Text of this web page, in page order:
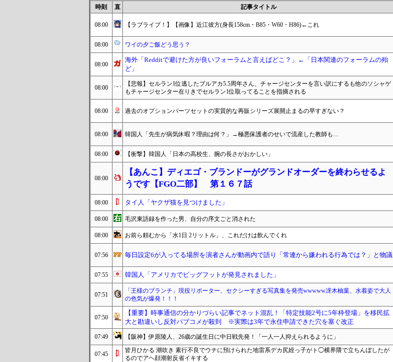
時刻
直 記事タイトル
08:00 【ラブライブ！】【画像】近江彼方(身長158cm・B85・W60・H86)←これ
08:00 ワイの夕ご飯どう思う？
08:00
海外「Redditで避けた方が良いフォーラムと言えばどこ？」←「日本関連のフォーラムの殆
ど」
08:00
【悲報】セルラン1位逃したブルアカ5.5周年さん、チャージセンターを言い訳にするも他のソシャゲ
もチャージセンター在りきでセルラン1位取ってることを指摘される
08:00 過去のオプションパーツセットの実質的な再販シリーズ展開止まるの早すぎない？
08:00 韓国人「先生が病気休暇？理由は何？」→極悪保護者のせいで流産した教師も…
08:00 【衝撃】韓国人「日本の高校生、腕の長さがおかしい」
08:00
【あんこ】ディエゴ・ブランドーがグランドオーダーを終わらせるよ
うです【FGO二部】 第１６７話
08:00 タイ人「ヤクザ猫を見つけました」
08:00 毛沢東語録を作った男、自分の序文ごと消された
08:00 お前ら頼むから「水1日 2リットル」、これだけは飲んでくれ
07:56 毎日設定6が入ってる場所を演者さんが動画内で語り「常連から嫌われる行為では？」と物議
07:55 韓国人「アメリカでビッグフットが発見されました」
07:51
「王様のブランチ」現役リポーター、セクシーすぎる写真集を発売wwwww冴木柚葉、水着姿で大人
の色気が爆発！！！
07:50
【重要】時事通信の分かりづらい記事でネット混乱！「特定技能2号に5年枠登場」を移民拡
大と勘違いし反対パブコメが殺到 ※実際は3年で永住申請できた穴を塞ぐ改正
07:49 【阪神】伊原陵人、26歳の誕生日に中日戦先発！「一人一人抑えられるように」
07:45
皆月ひかる 潮吹き 素行不良でウチに預けられた地雷系デカ尻姪っ子がト◯横界隈で立ちんぼしたが
るのでアヘ顔潮射反省イキする